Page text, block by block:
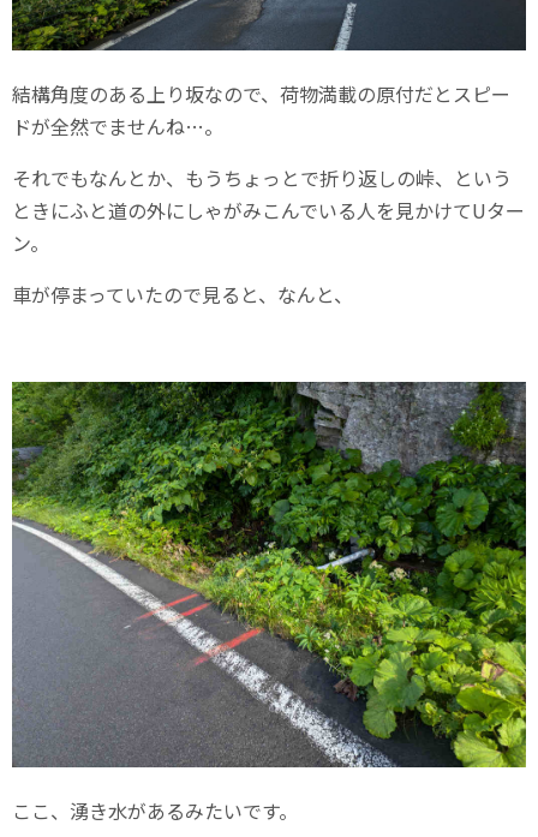
結構角度のある上り坂なので、荷物満載の原付だとスピー
ドが全然でませんね…。
それでもなんとか、もうちょっとで折り返しの峠、という
ときにふと道の外にしゃがみこんでいる人を見かけてUター
ン。
車が停まっていたので見ると、なんと、
ここ、湧き水があるみたいです。